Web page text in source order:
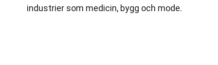
industrier som medicin, bygg och mode.